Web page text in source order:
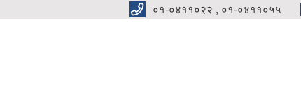
०१-०४११०२२ , ०१-०४११०५५